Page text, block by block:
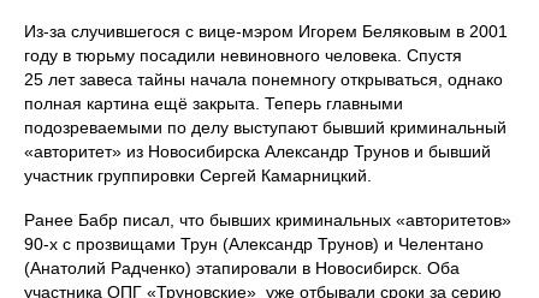
Из-за случившегося с вице-мэром Игорем Беляковым в 2001
году в тюрьму посадили невиновного человека. Спустя
25 лет завеса тайны начала понемногу открываться, однако
полная картина ещё закрыта. Теперь главными
подозреваемыми по делу выступают бывший криминальный
«авторитет» из Новосибирска Александр Трунов и бывший
участник группировки Сергей Камарницкий.
Ранее Бабр писал, что бывших криминальных «авторитетов»
90-х с прозвищами Трун (Александр Трунов) и Челентано
(Анатолий Радченко) этапировали в Новосибирск. Оба
участника ОПГ «Труновские» уже отбывали сроки за серию